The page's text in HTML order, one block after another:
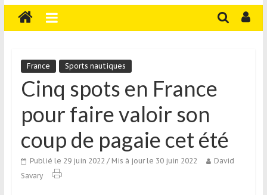
Tourisme
est
média
sur
tourisme
sportif
qui
aux
voyageurs
France Sports nautiques
Cinq spots en France
pour faire valoir son
coup de pagaie cet été
Publié le 29 juin 2022 / Mis à jour le 30 juin 2022
David
Savary